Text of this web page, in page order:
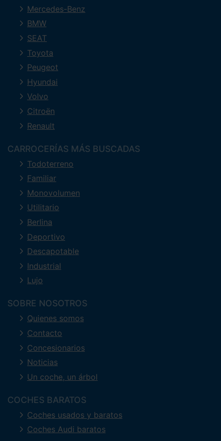
Mercedes-Benz
BMW
SEAT
Toyota
Peugeot
Hyundai
Volvo
Citroën
Renault
CARROCERÍAS MÁS BUSCADAS
Todoterreno
Familiar
Monovolumen
Utilitario
Berlina
Deportivo
Descapotable
Industrial
Lujo
SOBRE NOSOTROS
Quienes somos
Contacto
Concesionarios
Noticias
Un coche, un árbol
COCHES BARATOS
Coches usados y baratos
Coches Audi baratos